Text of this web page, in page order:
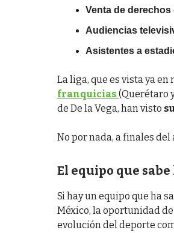
Venta de derechos
Audiencias
Asistentes a
La liga, que es vista ya en
franquicias (Querétaro
de De la Vega, han visto
No por nada, a finales del
El equipo que
Si hay un equipo que ha
México, la oportunidad
evolución del deporte